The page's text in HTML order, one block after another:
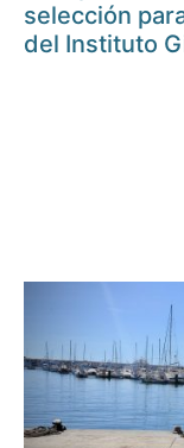
selección
del Instituto